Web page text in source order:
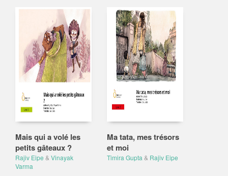
Mais qui a volé les
petits gâteaux ?
Rajiv Eipe & Vinayak
Varma
Ma tata, mes trésors
et moi
Timira Gupta & Rajiv Eipe